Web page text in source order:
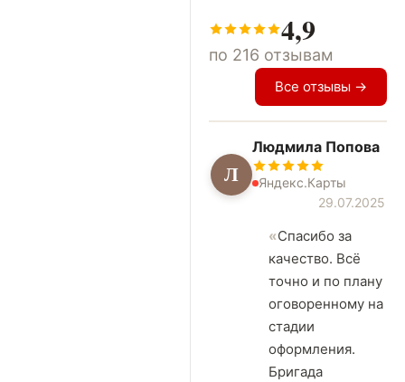
4,9
по 216 отзывам
Все отзывы →
Л
Людмила Попова
Яндекс.Карты
29.07.2025
Спасибо за
качество. Всё
точно и по плану
оговоренному на
стадии
оформления.
Бригада